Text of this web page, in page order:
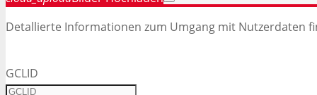
Detallierte Informationen zum Umgang mit Nutzerdaten
GCLID